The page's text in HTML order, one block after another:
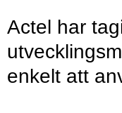
Actel har
enkelt att